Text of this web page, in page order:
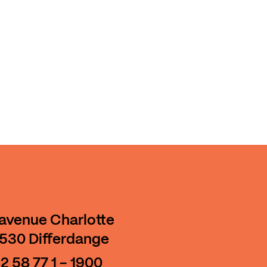
Charlotte
Differdange
58 77 1 - 1900